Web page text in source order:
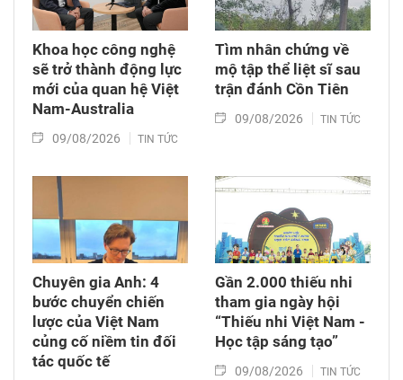
Khoa học công nghệ
sẽ trở thành động lực
mới của quan hệ Việt
Nam-Australia
09/08/2026 TIN TỨC
Tìm nhân chứng về
mộ tập thể liệt sĩ sau
trận đánh Cồn Tiên
09/08/2026 TIN TỨC
Chuyên gia Anh: 4
bước chuyển chiến
lược của Việt Nam
củng cố niềm tin đối
tác quốc tế
Gần 2.000 thiếu nhi
tham gia ngày hội
“Thiếu nhi Việt Nam -
Học tập sáng tạo”
09/08/2026 TIN TỨC